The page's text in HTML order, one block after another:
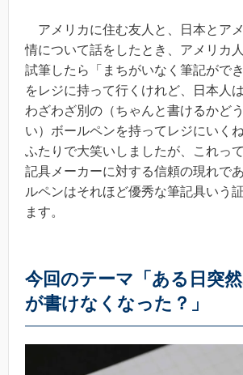
アメリカに住む友人と、日本とア
情について話をしたとき、アメリカ
試筆したら「まちがいなく筆記がで
をレジに持って行くけれど、日本人
わざわざ別の（ちゃんと書けるかど
い）ボールペンを持ってレジにいく
ふたりで大笑いしましたが、これっ
記具メーカーに対する信頼の現れで
ルペンはそれほど優秀な筆記具いう
ます。
今回のテーマ「ある日突
が書けなくなった？」